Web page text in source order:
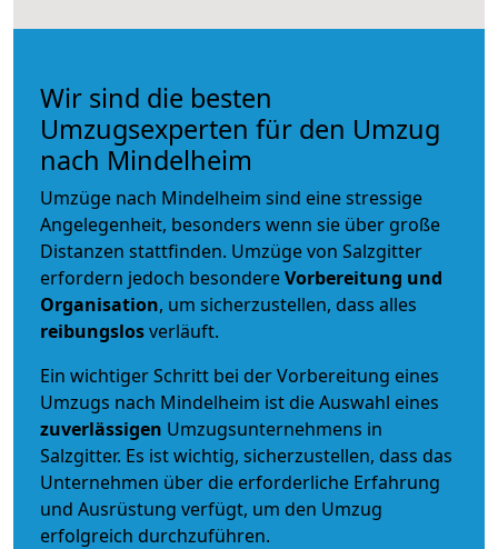
Wir sind die besten
Umzugsexperten für den Umzug
nach Mindelheim
Umzüge nach Mindelheim sind eine stressige
Angelegenheit, besonders wenn sie über große
Distanzen stattfinden. Umzüge von Salzgitter
erfordern jedoch besondereVorbereitung und
Organisation, um sicherzustellen, dass alles
reibungslosverläuft.
Ein wichtiger Schritt bei der Vorbereitung eines
Umzugs nach Mindelheim ist die Auswahl eines
zuverlässigen Umzugsunternehmens in
Salzgitter. Es ist wichtig, sicherzustellen, dass das
Unternehmen über die erforderliche Erfahrung
und Ausrüstung verfügt, um den Umzug
erfolgreich durchzuführen.